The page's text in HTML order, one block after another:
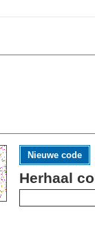
Nieuwe code
Herhaal